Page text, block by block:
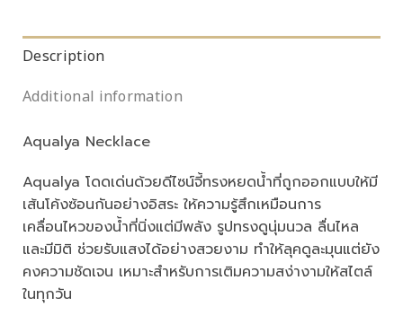
Description
Additional information
Aqualya Necklace
Aqualya โดดเด่นด้วยดีไซน์จี้ทรงหยดน้ำที่ถูกออกแบบให้มี
เส้นโค้งซ้อนกันอย่างอิสระ ให้ความรู้สึกเหมือนการ
เคลื่อนไหวของน้ำที่นิ่งแต่มีพลัง รูปทรงดูนุ่มนวล ลื่นไหล
และมีมิติ ช่วยรับแสงได้อย่างสวยงาม ทำให้ลุคดูละมุนแต่ยัง
คงความชัดเจน เหมาะสำหรับการเติมความสง่างามให้สไตล์
ในทุกวัน